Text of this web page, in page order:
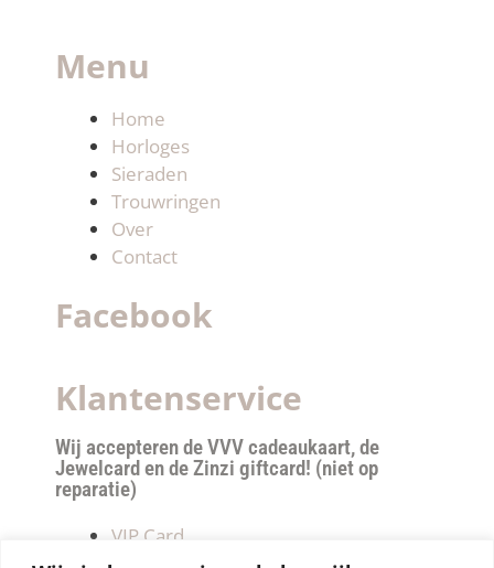
Menu
Home
Horloges
Sieraden
Trouwringen
Over
Contact
Facebook
Klantenservice
Wij accepteren de VVV cadeaukaart, de
Jewelcard en de Zinzi giftcard! (niet op
reparatie)
VIP Card
Retourneren